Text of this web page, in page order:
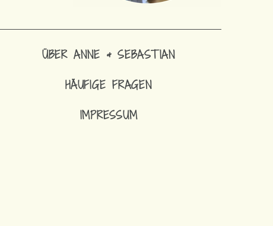
ÜBER ANNE & SEBASTIAN
HÄUFIGE FRAGEN
IMPRESSUM